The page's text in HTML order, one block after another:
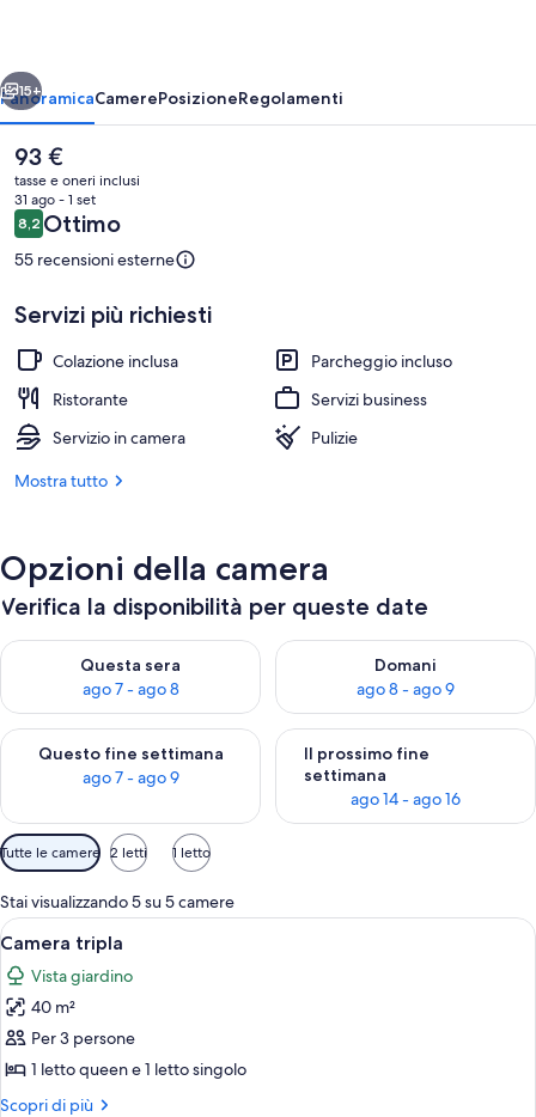
Terrazza/patio
Avanti
15+
PanoramicaCamerePosizioneRegolamenti
Il
prezzo
attuale
è
93 €
93 €
tasse e oneri inclusi
31 ago - 1 set
Recensioni
8,28,2 su 10
Ottimo
55 recensioni esterne
Servizi più richiesti
Colazione inclusa
Parcheggio incluso
Ristorante
Servizi business
Servizio in camera
Pulizie
Mostra tutto
Opzioni della camera
Verifica la disponibilità per queste date
Questa sera
ago 7 - ago 8
Verifica la disponibilità per questa sera, ago 7 - ago 8
Domani
ago 8 - ago 9
Verifica la disponibilità per
Questo fine settimana
ago 7 - ago 9
Verifica la disponibilità per questo fine settimana, ago 7 - ago
Il prossimo fine
settimana
ago 14 - ago 16
Verifica la disponibilità per il
Filtri
disponibili
per
le
camere
Tutte le camere 2 letti 1 letto
Stai visualizzando 5 su 5 camere
Apri
tutte
le
foto
per
Camera
tripla
Una stanza con due letti, pavimento
1
Camera tripla
Vista giardino
40 m²
Per 3 persone
1 letto queen e 1 letto singolo
Scopri di più
Altri